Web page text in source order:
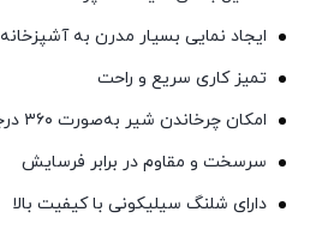
ایجاد نمایی بسیار مدرن به آشپزخانه
تمیز کاری سریع و راحت
امکان چرخاندن شیر به‌صورت ۳۶۰ درجه
سرسخت و مقاوم در برابر فرسایش
دارای شلنگ سیلیکونی با کیفیت بالا